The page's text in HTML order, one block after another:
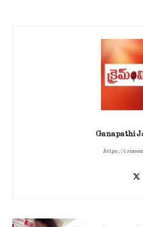
Ganapathi
https://